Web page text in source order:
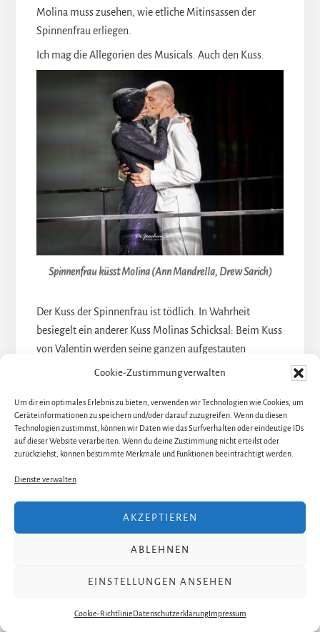
Cookie-Zustimmung verwalten
Um dir ein optimales Erlebnis zu bieten, verwenden wir Technologien wie Cookies, um
Geräteinformationen zu speichern und/oder darauf zuzugreifen. Wenn du diesen
Technologien zustimmst, können wir Daten wie das Surfverhalten oder eindeutige IDs
auf dieser Website verarbeiten. Wenn du deine Zustimmung nicht erteilst oder
zurückziehst, können bestimmte Merkmale und Funktionen beeinträchtigt werden.
Dienste verwalten
AKZEPTIEREN
ABLEHNEN
EINSTELLUNGEN ANSEHEN
Cookie-RichtlinieDatenschutzerklärungImpressum
Molina muss zusehen, wie etliche Mitinsassen der
Spinnenfrau erliegen.
Ich mag die Allegorien des Musicals. Auch den Kuss.
Spinnenfrau küsst Molina (Ann Mandrella, Drew Sarich)
Der Kuss der Spinnenfrau ist tödlich. In Wahrheit
besiegelt ein anderer Kuss Molinas Schicksal: Beim Kuss
von Valentin werden seine ganzen aufgestauten
Gefühle, die er normalerweise durch Aurora auslebt,
Oberfläche durchbrochen, eine -auch optisch in der Zelle
sichbare- Grenze überschritten. Der Schritt hinaus aus
diesen engen Grenzen in die Freiheit der Gefühle ist für
beide Männer ein großer Wendepunkt. Der Kuss
verwebt zwei zunächst in sich selbst verhärtete
Freiheit. Aus zwei Fäden wird einer, Molinas endet
schließlich.
Die Beziehung Molina/
Valentin